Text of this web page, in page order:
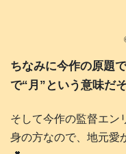
ちなみに今作の原題
で“月”という意味だ
そして今作の監督エン
身の方なので、地元愛